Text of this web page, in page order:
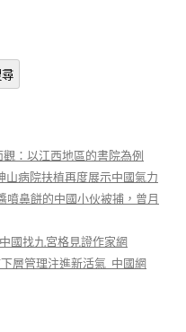
觀：以江西地區的書院為例
病院扶植再度展示中國氣力
噴鼻餅的中國小伙被捕，曾月
國找九宮格見證作家網
層管理注進新活氣_中國網